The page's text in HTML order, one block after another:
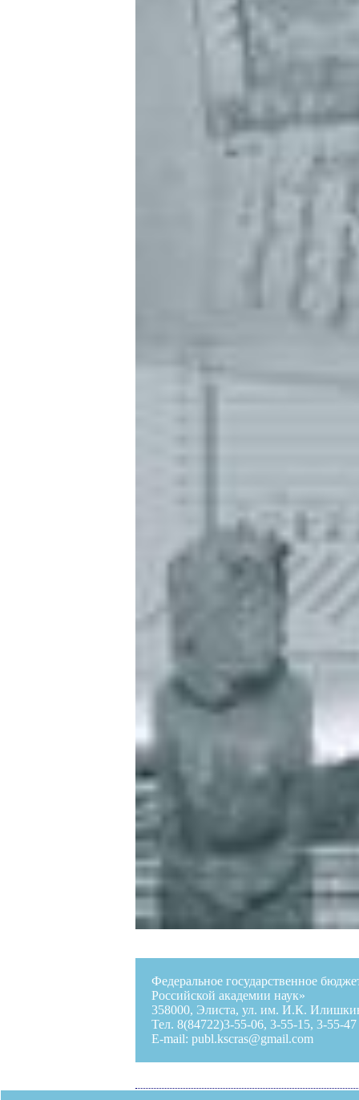
Федеральное государственное
Российской академии наук»
358000, Элиста, ул. им. И.К.
Тел. 8(84722)3-55-06, 3-55-15, 3-55-47
E-mail: publ.kscras@gmail.com